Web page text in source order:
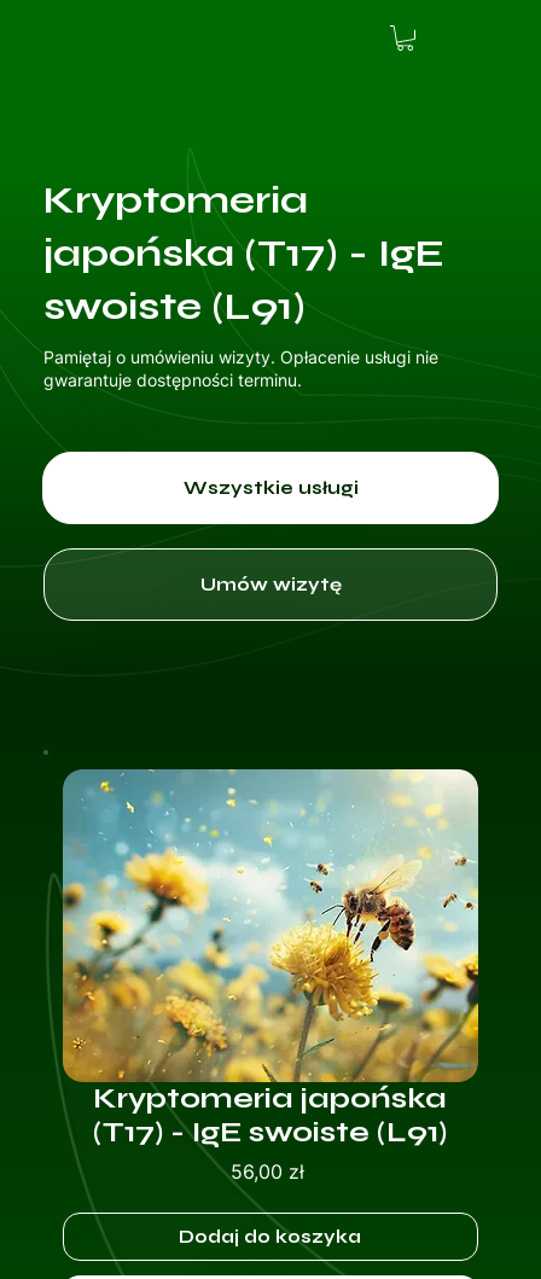
Kryptomeria
japońska (T17) - IgE
swoiste (L91)
Pamiętaj o umówieniu wizyty. Opłacenie usługi nie
gwarantuje dostępności terminu.
Wszystkie usługi
Umów wizytę
Kryptomeria japońska
(T17) - IgE swoiste (L91)
56,00 złCena
Dodaj do koszyka